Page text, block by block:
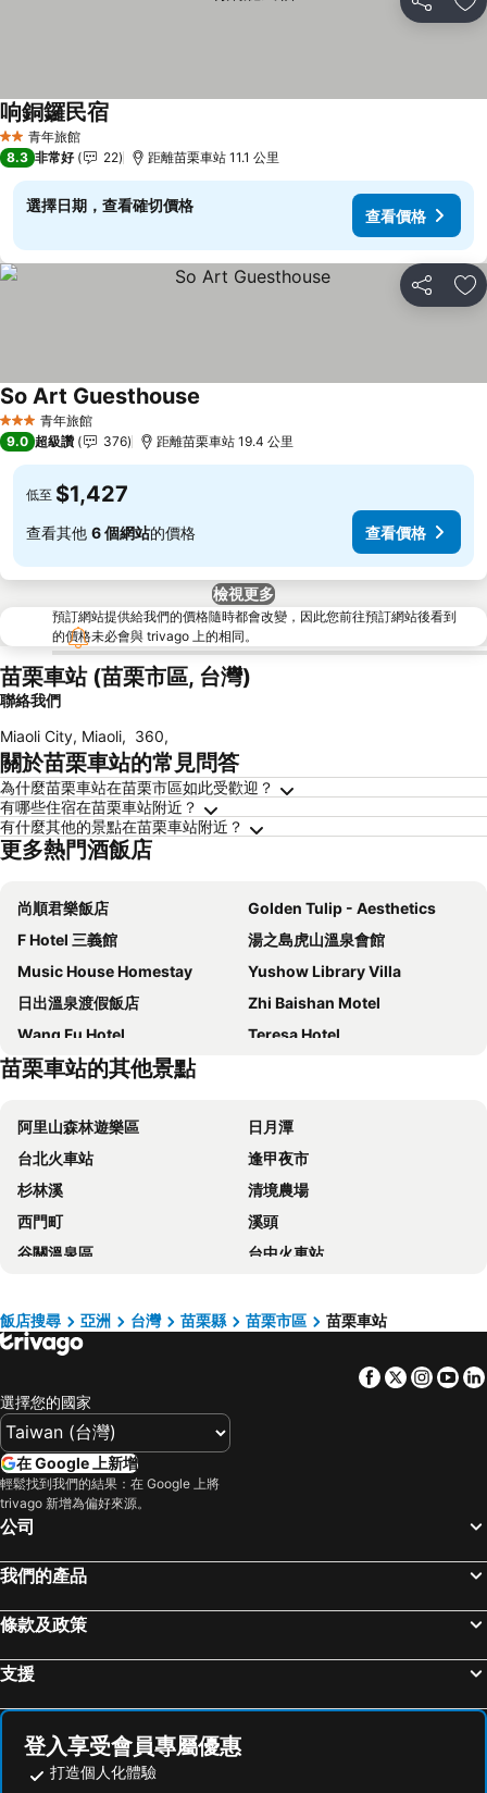
分享 加
2 星級青年旅館
响銅鑼民宿
8.3 非常好 22 距離苗栗車站 11.1 公里
選擇日期，查看確切價格
查看價格
分享 加
3 星級 青年旅館
So Art Guesthouse
9.0 超級讚 376 距離苗栗車站 19.4 公里
低至 $1,427
查看其他 6 個網站的價格 查看價格
檢視更多
預訂網站提供給我們的價格隨時都會改變，因此您前往預訂網站後看到
的價格未必會與 trivago 上的相同。
苗栗車站 (苗栗市區, 台灣)
聯絡我們
Miaoli City, Miaoli, 360,
關於苗栗車站的常見問答
為什麼苗栗車站在苗栗市區如此受歡迎？
有哪些住宿在苗栗車站附近？
有什麼其他的景點在苗栗車站附近？
更多熱門酒飯店
尚順君樂飯店
Golden Tulip - Aesthetics
F Hotel 三義館
湯之島虎山溫泉會館
Music House Homestay
Yushow Library Villa
日出溫泉渡假飯店
Zhi Baishan Motel
Wang Fu Hotel
Teresa Hotel
Quan Ming B&B
丸松商旅
He-Jia Hotel
Yellow Stone M.V.
Maison-Philo Homestay B & B
Qi Hai Motel
Green Yard Business Hotel
Red Brick Villas
裡京館咖啡民宿
Chun Gu Farm
Mizutsukihotel
Yanzitao Pottery Coffee B&B
Around The Tree Manor
Zhongxing
Chi Meng Rou Holiday Villa
Hushan-Hotspring
苗栗車站的其他景點
阿里山森林遊樂區
日月潭
台北火車站
逢甲夜市
杉林溪
清境農場
西門町
溪頭
谷關溫泉區
台中火車站
關子嶺溫泉
台中一中商圈
六福村主題遊樂園
台灣桃園國際機場
九份
基隆廟口夜市
台北小巨蛋
Taipei 101
新竹內灣老街
嘉義車站
泰安溫泉
宜蘭烏石港
九族文化村
淡水老街
月眉世界麗寶樂園
飯店搜尋 亞洲 台灣 苗栗縣 苗栗市區 苗栗車站
Facebook
Twitter
選擇您的國家
在 Google 上新增
輕鬆找到我們的結果：在 Google 上將
trivago 新增為偏好來源。
公司
我們的產品
條款及政策
支援
登入享受會員專屬優惠
打造個人化體驗